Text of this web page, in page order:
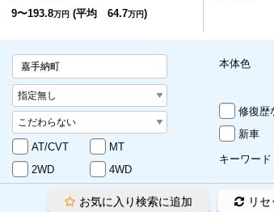
9〜193.8万円 (平均 64.7万円)
嘉手納町
AT/CVT
MT
2WD 4WD
本体色
修復歴
新車
キーワード
リセ
お気に入り検索に追加